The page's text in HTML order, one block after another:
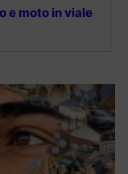
e moto in viale